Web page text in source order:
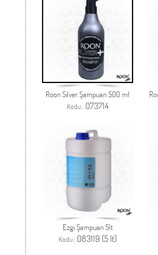
Roon Silver Şampuan 500 ml
Kodu.:073714
Ezgi Şampuan 5lt
Kodu.: 083119 (5 lt)